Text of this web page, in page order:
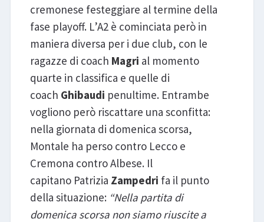
cremonese festeggiare al termine della
fase playoff. L’A2 è cominciata però in
maniera diversa per i due club, con le
ragazze di coach Magri al momento
quarte in classifica e quelle di
coach Ghibaudi penultime. Entrambe
vogliono però riscattare una sconfitta:
nella giornata di domenica scorsa,
Montale ha perso contro Lecco e
Cremona contro Albese. Il
capitano Patrizia Zampedri fa il punto
della situazione: “Nella partita di
domenica scorsa non siamo riuscite a